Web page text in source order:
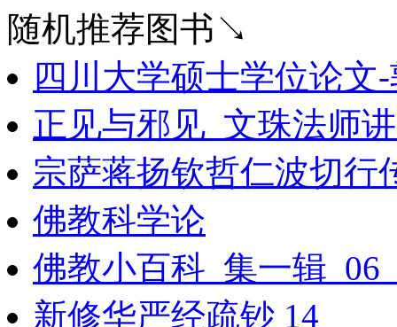
随机推荐图书↘
四川大学硕士学位论文
正见与邪见_文珠法师
宗萨蒋扬钦哲仁波切行
佛教科学论
佛教小百科_集一辑
新修华严经疏钞 14